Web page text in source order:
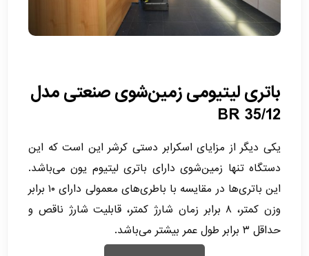
باتری لیتیومی زمین‌شوی صنعتی مدل
BR 35/12
یکی دیگر از مزایای اسکرابر دستی کرشر این است که این
دستگاه تنها زمین‌شوی دارای باتری لیتیوم یون می‌باشد.
این باتری‌ها در مقایسه با باطری‌های معمولی دارای ۱۰ برابر
وزن کمتر، ۸ برابر زمان شارژ کمتر، قابلیت شارژ ناقص و
حداقل ۳ برابر طول عمر بیشتر می‌باشد.